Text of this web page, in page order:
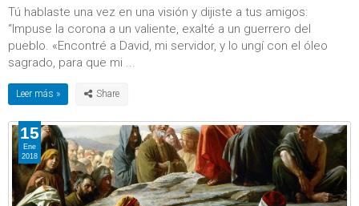
Tú hablaste una vez en una visión y dijiste a tus amigos:
“Impuse la corona a un valiente, exalté a un guerrero del
pueblo. «Encontré a David, mi servidor, y lo ungí con el óleo
sagrado, para que mi ...
Leer más »
15
Ene
2018